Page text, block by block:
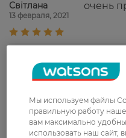
Світлана
13 февраля, 2021
очень
12 февраля, 2021
знижка.
Ярослав
11 февраля, 2021
Чудовий
свіжими
поміж
Мы используем файлы
правильную работу
вам максимально
использовать наш сайт,